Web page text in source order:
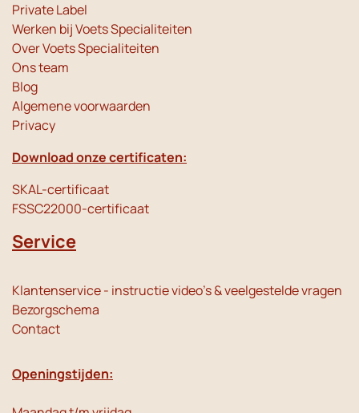
Private Label
Werken bij Voets Specialiteiten
Over Voets Specialiteiten
Ons team
Blog
Algemene voorwaarden
Privacy
Download onze certificaten:
SKAL-certificaat
FSSC22000-certificaat
Service
Klantenservice - instructie video's & veelgestelde vragen
Bezorgschema
Contact
Openingstijden: